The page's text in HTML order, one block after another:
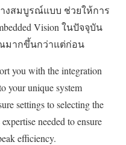
งสมบูรณ์แบบ ช่วยให้การ
Vision ในปัจจุบัน
มากขึ้นกว่าแต่ก่อน
you with the integration
your unique system
settings to selecting the
needed to ensure
efficiency.